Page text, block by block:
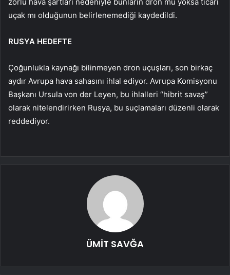
uçak mı olduğunun belirlenemediği kaydedildi.
RUSYA HEDEFTE
Çoğunlukla kaynağı bilinmeyen dron uçuşları, son birkaç
aydır Avrupa hava sahasını ihlal ediyor. Avrupa Komisyonu
Başkanı Ursula von der Leyen, bu ihlalleri “hibrit savaş”
olarak nitelendirirken Rusya, bu suçlamaları düzenli olarak
reddediyor.
ÜMİT SAVĞA